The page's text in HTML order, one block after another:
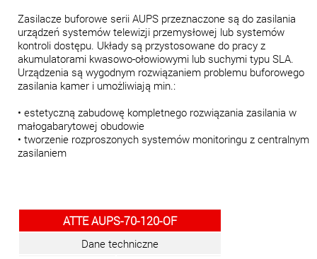
Zasilacze buforowe serii AUPS przeznaczone są do zasilania
urządzeń systemów telewizji przemysłowej lub systemów
kontroli dostępu. Układy są przystosowane do pracy z
akumulatorami kwasowo-ołowiowymi lub suchymi typu SLA.
Urządzenia są wygodnym rozwiązaniem problemu buforowego
zasilania kamer i umożliwiają min.:
• estetyczną zabudowę kompletnego rozwiązania zasilania w
małogabarytowej obudowie
• tworzenie rozproszonych systemów monitoringu z centralnym
zasilaniem
ATTE AUPS-70-120-OF
Dane techniczne